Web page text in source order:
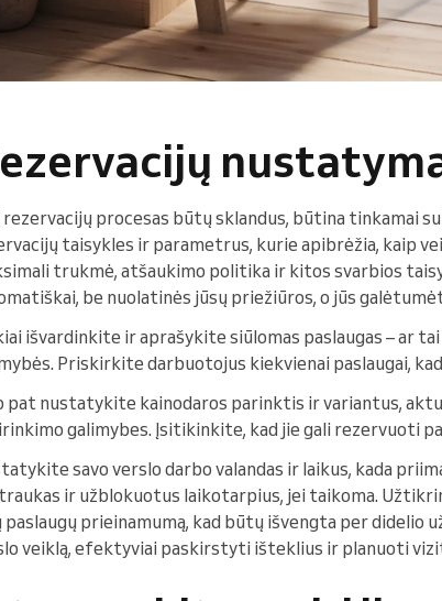
rezervacijų procesas būtų sklandus, būtina tinkamai
taisykles ir parametrus, kurie apibrėžia, kaip
trukmė, atšaukimo politika ir kitos svarbios
be nuolatinės jūsų priežiūros, o jūs
išvardinkite ir aprašykite siūlomas paslaugas – ar
Priskirkite darbuotojus kiekvienai paslaugai,
pat nustatykite kainodaros parinktis ir variantus,
galimybes. Įsitikinkite, kad jie gali rezervuoti
savo verslo darbo valandas ir laikus, kada
ir užblokuotus laikotarpius, jei taikoma.
paslaugų prieinamumą, kad būtų išvengta per
veiklą, efektyviai paskirstyti išteklius ir planuoti